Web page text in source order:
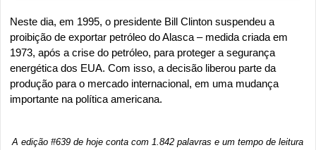
Neste dia, em 1995, o presidente Bill Clinton suspendeu a
proibição de exportar petróleo do Alasca – medida criada em
1973, após a crise do petróleo, para proteger a segurança
energética dos EUA. Com isso, a decisão liberou parte da
produção para o mercado internacional, em uma mudança
importante na política americana.
A edição #639 de hoje conta com 1.842 palavras e um tempo de leitura